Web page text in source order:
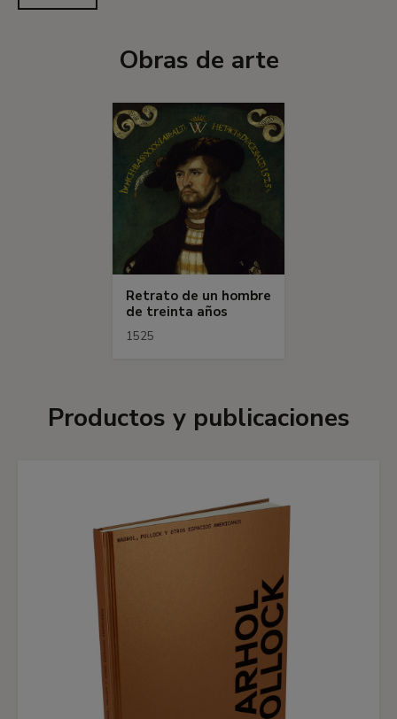
Obras de arte
Retrato de un hombre
de treinta años
1525
Productos y publicaciones